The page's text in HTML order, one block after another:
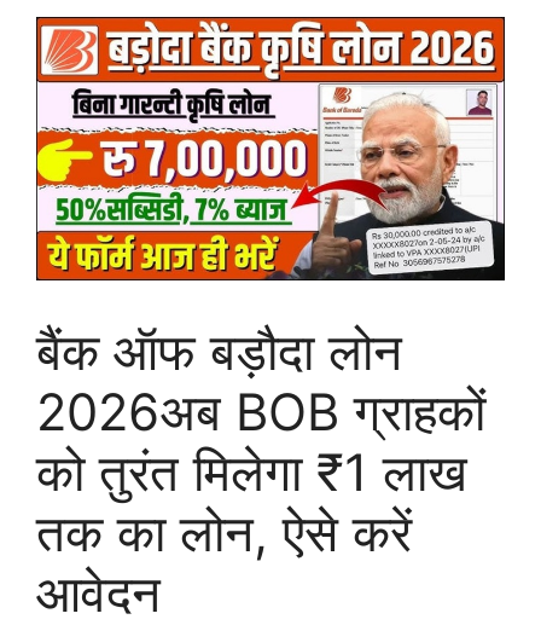
बैंक ऑफ बड़ौदा लोन
2026अब BOB ग्राहकों
को तुरंत मिलेगा ₹1 लाख
तक का लोन, ऐसे करें
आवेदन